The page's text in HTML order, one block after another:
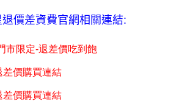
退價差資費官網相關連結:
市限定-退差價吃到飽
差價購買連結
差價購買連結